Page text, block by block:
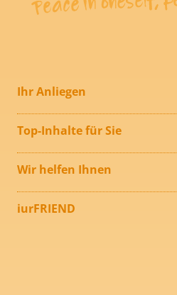
Ihr Anliegen
Top-Inhalte für Sie
Wir helfen Ihnen
iurFRIEND